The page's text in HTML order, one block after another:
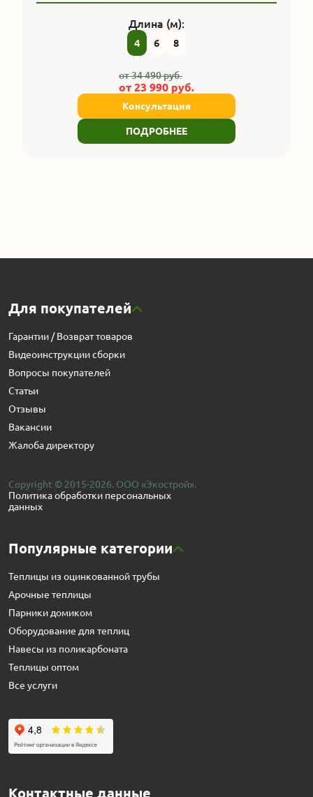
Длина (м):
4 6 8
от34 490руб.
от 23 990 руб.
Консультация
ПОДРОБНЕЕ
Для покупателей
Гарантии / Возврат товаров
Видеоинструкции сборки
Вопросы покупателей
Статьи
Отзывы
Вакансии
Жалоба директору
Copyright © 2015-2026. ООО «Экострой».
Политика обработки персональных
данных
Популярные категории
Теплицы из оцинкованной трубы
Арочные теплицы
Парники домиком
Оборудование для теплиц
Навесы из поликарбоната
Теплицы оптом
Все услуги
Контактные данные